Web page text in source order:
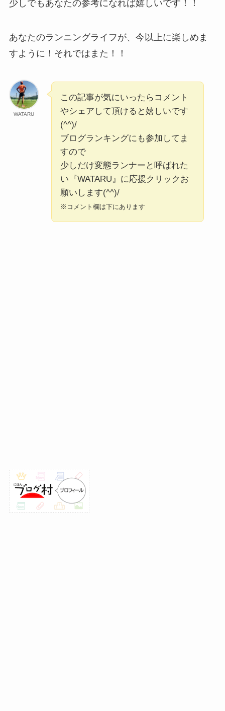
少しでもあなたの参考になれば嬉しいです！！
あなたのランニングライフが、今以上に楽しめま
すように！それではまた！！
WATARU
この記事が気にいったらコメント
やシェアして頂けると嬉しいです
(^^)/
ブログランキングにも参加してま
すので
少しだけ変態ランナーと呼ばれた
い『WATARU』に応援クリックお
願いします(^^)/
※コメント欄は下にあります